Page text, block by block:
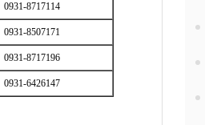
0931-8717114
0931-8507171
0931-8717196
0931-6426147